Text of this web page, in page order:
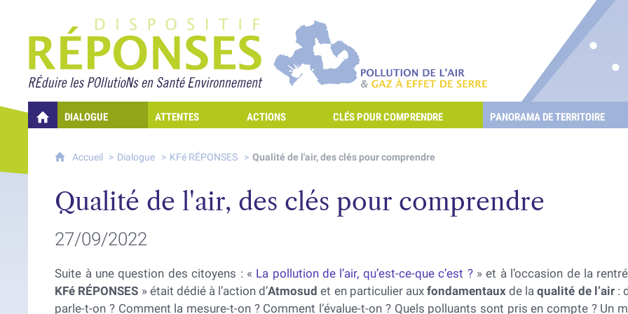
Projet Réponses - Réduire les POllutioNs en Santé Environnement
Pollution de l'air & gaz à effet de serre
QUELLES RÉPONSES À MES PRÉOCCUPATIONS SUR LA POLLUTION DE L'AIR ET LES GAZ À EFFET DE SERRE ?
DIALOGUE ATTENTES ACTIONS CLÉS POUR COMPRENDRE PANORAMA DE TERRITOIRE
Accueil Dialogue KFé RÉPONSES Qualité de l'air, des clés pour comprendre
Qualité de l'air, des clés pour comprendre
27/09/2022
Suite à une question des citoyens : « La pollution de l’air, qu’est-ce-que c’est ?» et à l’occasion de la
KFé RÉPONSES » était dédié à l’action d’Atmosud et en particulier aux fondamentauxde laqualité de l’air:
parle-t-on ? Comment la mesure-t-on ? Comment l’évalue-t-on ? Quels polluants sont pris en compte ? Un